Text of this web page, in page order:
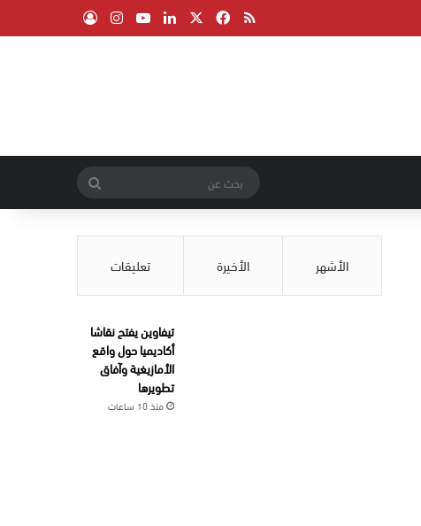
ملخص الموقع RSS
فيسبوك لينكدإن ‫YouTube
انستقرام
عن
الأشهر الأخيرة تعليقات
تيفاوين يفتح نقاشا
أكاديميا حول واقع
الأمازيغية وآفاق
تطويرها
منذ 10 ساعات